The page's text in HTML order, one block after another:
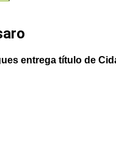
entrega título de